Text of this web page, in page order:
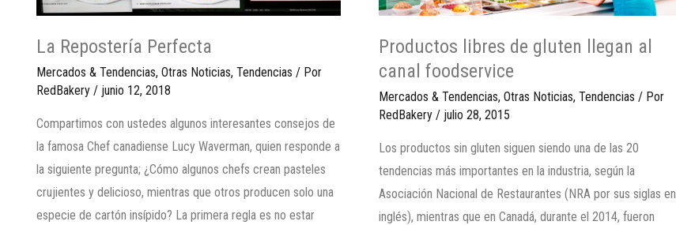
La Repostería Perfecta
Mercados & Tendencias, Otras Noticias, Tendencias / Por
RedBakery / junio 12, 2018
Compartimos con ustedes algunos interesantes consejos de
la famosa Chef canadiense Lucy Waverman, quien responde a
la siguiente pregunta; ¿Cómo algunos chefs crean pasteles
crujientes y delicioso, mientras que otros producen solo una
especie de cartón insípido? La primera regla es no estar
Productos libres de gluten llegan al
canal foodservice
Mercados & Tendencias,Otras Noticias,Tendencias / Por
RedBakery / julio 28, 2015
Los productos sin gluten siguen siendo una de las 20
tendencias más importantes en la industria, según la
Asociación Nacional de Restaurantes (NRA por sus siglas en
inglés), mientras que en Canadá, durante el 2014, fueron